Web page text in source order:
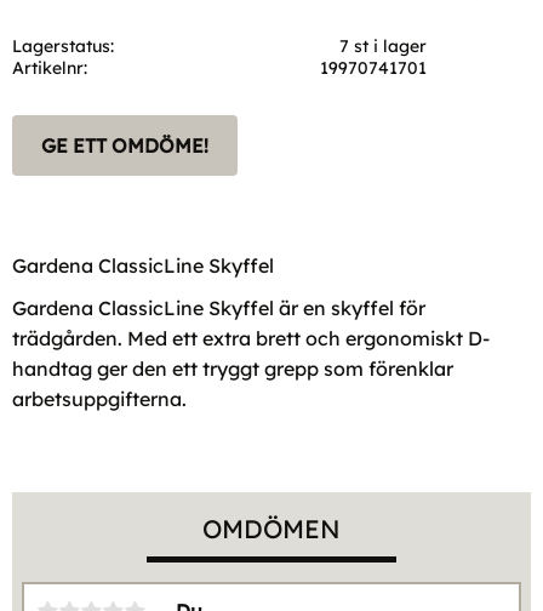
Lagerstatus
7 st i lager
Artikelnr
19970741701
GE ETT OMDÖME!
Gardena ClassicLine Skyffel
Gardena ClassicLine Skyffel är en skyffel för
trädgården. Med ett extra brett och ergonomiskt D-
handtag ger den ett tryggt grepp som förenklar
arbetsuppgifterna.
OMDÖMEN